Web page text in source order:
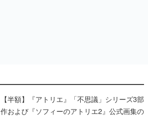
【半額】『アトリエ』「不思議」シリーズ3部
作および『ソフィーのアトリエ2』公式画集の